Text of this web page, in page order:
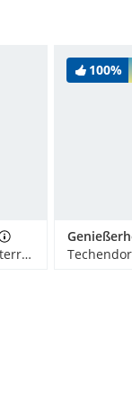
St. Primus am Turnersee, Österreich
100%